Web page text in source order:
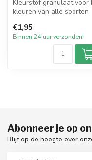
Kleurstof granulaat voor
kleuren van alle soorten
€1,95
Binnen 24 uur verzonden!
Abonneer je op
Blijf op de hoogte over